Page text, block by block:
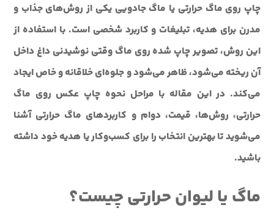
چاپ روی ماگ حرارتی یا ماگ جادویی یکی از روش‌های جذاب و
مدرن برای هدیه، تبلیغات و کاربرد شخصی است. با استفاده از
این روش، تصویر چاپ شده روی ماگ وقتی نوشیدنی داغ داخل
آن ریخته می‌شود، ظاهر می‌شود و جلوه‌ای خلاقانه و خاص ایجاد
می‌کند. در این مقاله با مراحل نحوه چاپ عکس روی ماگ
حرارتی، روش‌ها، قیمت، دوام و کاربردهای ماگ حرارتی آشنا
می‌شوید تا بهترین انتخاب را برای کسب‌وکار یا هدیه خود داشته
باشید.
ماگ یا لیوان حرارتی چیست؟